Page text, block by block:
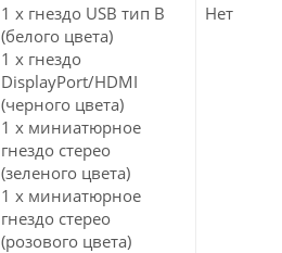
1 x гнездо USB тип B
(белого цвета)
1 x гнездо
DisplayPort/HDMI
(черного цвета)
1 x миниатюрное
гнездо стерео
(зеленого цвета)
1 x миниатюрное
гнездо стерео
(розового цвета)
Нет